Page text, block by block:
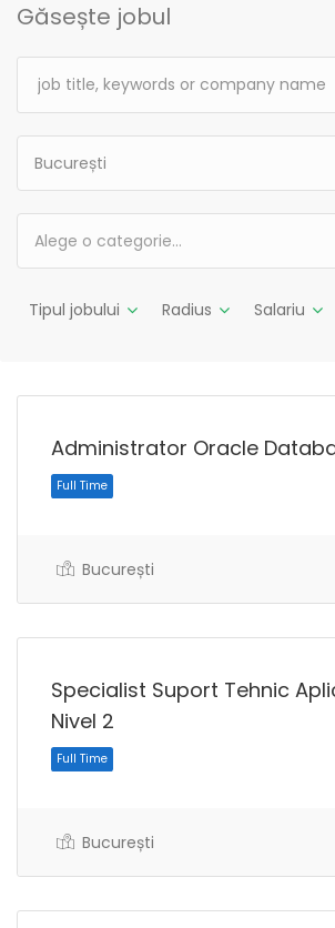
Găsește jobul
București
Alege o categorie…
Tipul jobului Radius Salariu
Administrator Oracle
București
Specialist Suport Tehnic
Nivel 2
București